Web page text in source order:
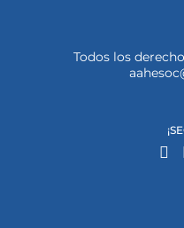
Todos los